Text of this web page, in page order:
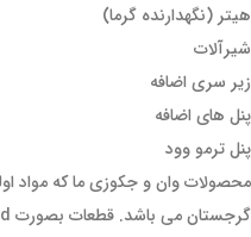
هیتر (نگهدارنده گرما)
شیرآلات
زیر سری اضافه
پنل های اضافه
پنل ترمو وود
محصولات وان و جکوزی ما که مواد